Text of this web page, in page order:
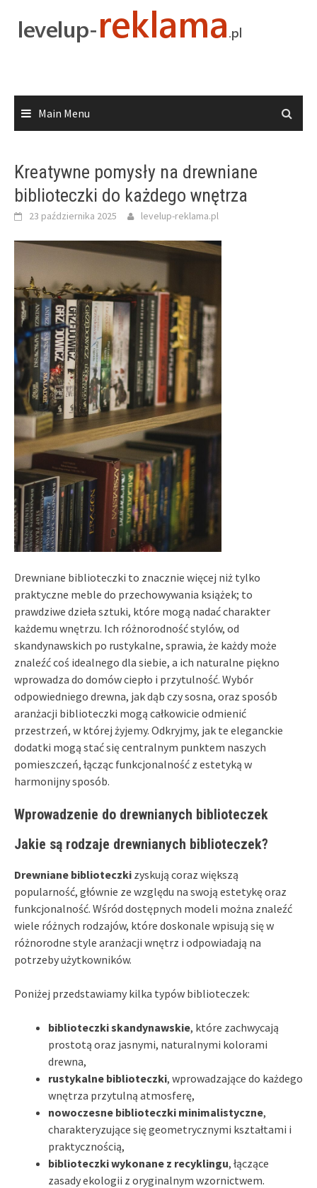
content
Main Menu
Kreatywne pomysły na drewniane
biblioteczki do każdego wnętrza
23 października 2025 levelup-reklama.pl
Drewniane biblioteczki to znacznie więcej niż tylko
praktyczne meble do przechowywania książek; to
prawdziwe dzieła sztuki, które mogą nadać charakter
każdemu wnętrzu. Ich różnorodność stylów, od
skandynawskich po rustykalne, sprawia, że każdy może
znaleźć coś idealnego dla siebie, a ich naturalne piękno
wprowadza do domów ciepło i przytulność. Wybór
odpowiedniego drewna, jak dąb czy sosna, oraz sposób
aranżacji biblioteczki mogą całkowicie odmienić
przestrzeń, w której żyjemy. Odkryjmy, jak te eleganckie
dodatki mogą stać się centralnym punktem naszych
pomieszczeń, łącząc funkcjonalność z estetyką w
harmonijny sposób.
Wprowadzenie do drewnianych biblioteczek
Jakie są rodzaje drewnianych biblioteczek?
Drewniane biblioteczki zyskują coraz większą
popularność, głównie ze względu na swoją estetykę oraz
funkcjonalność. Wśród dostępnych modeli można znaleźć
wiele różnych rodzajów, które doskonale wpisują się w
różnorodne style aranżacji wnętrz i odpowiadają na
potrzeby użytkowników.
Poniżej przedstawiamy kilka typów biblioteczek:
biblioteczki skandynawskie, które zachwycają
prostotą oraz jasnymi, naturalnymi kolorami
drewna,
rustykalne biblioteczki, wprowadzające do każdego
wnętrza przytulną atmosferę,
nowoczesne biblioteczki minimalistyczne,
charakteryzujące się geometrycznymi kształtami i
praktycznością,
biblioteczki wykonane z recyklingu, łączące
zasady ekologii z oryginalnym wzornictwem.